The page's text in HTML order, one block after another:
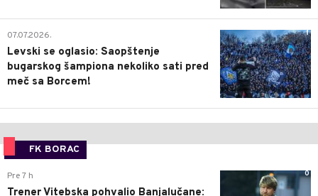
1
07.07.2026.
Levski se oglasio: Saopštenje
bugarskog šampiona nekoliko sati pred
meč sa Borcem!
FK BORAC
0
Pre 7 h
Trener Vitebska pohvalio Banjalučane: